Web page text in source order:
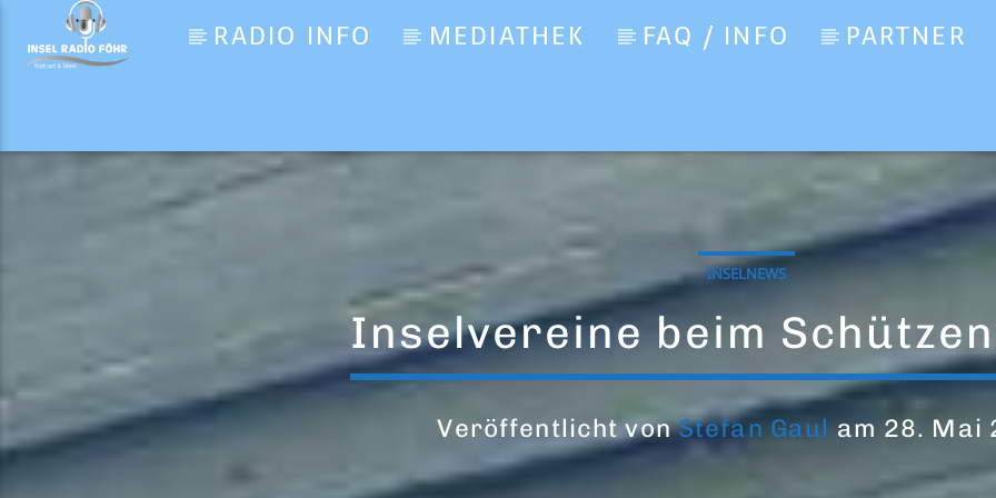
RADIO INFO MEDIATHEK FAQ / INFO PARTNER
Aktueller Titel
You (2025 Mix)
INSELNEWS
Inselvereine beim
Veröffentlicht vonStefan Gaulam 28. Mai